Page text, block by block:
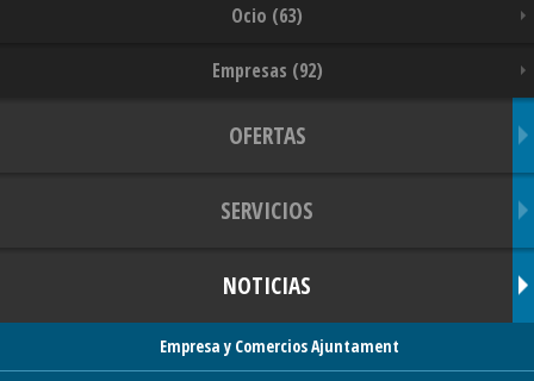
Ocio (63)
Empresas (92)
OFERTAS
SERVICIOS
NOTICIAS
Empresa y Comercios Ajuntament